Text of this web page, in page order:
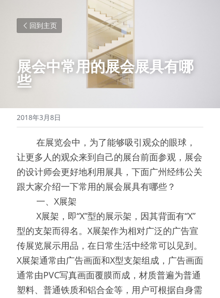
回到主页
展会中常用的展会展具有哪
些
2018年3月8日
在展览会中，为了能够吸引观众的眼球，
让更多人的观众来到自己的展台前面参观，展会
的设计师会更好地利用展具，下面广州经纬公关
跟大家介绍一下常用的展会展具有哪些？
一、X展架
X展架，即“X”型的展示架，因其背面有“X”
型的支架而得名。X展架作为相对广泛的广告宣
传展览展示用品，在日常生活中经常可以见到。
X展架通常由广告画面和X型支架组成，广告画面
通常由PVC写真画面覆膜而成，材质普遍为普通
塑料、普通铁质和铝合金等，用户可根据自身需